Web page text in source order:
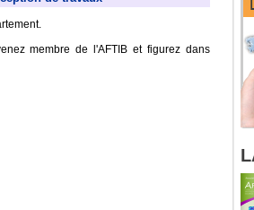
membre de l'AFTIB et figurez dans